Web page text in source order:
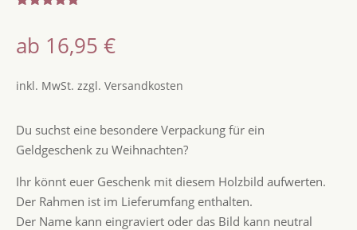
von 5,
basierend
ertungen
ab 16,95 €
inkl. MwSt. zzgl. Versandkosten
Du suchst eine besondere Verpackung für ein
Geldgeschenk zu Weihnachten?
Ihr könnt euer Geschenk mit diesem Holzbild aufwerten.
Der Rahmen ist im Lieferumfang enthalten.
Der Name kann eingraviert oder das Bild kann neutral